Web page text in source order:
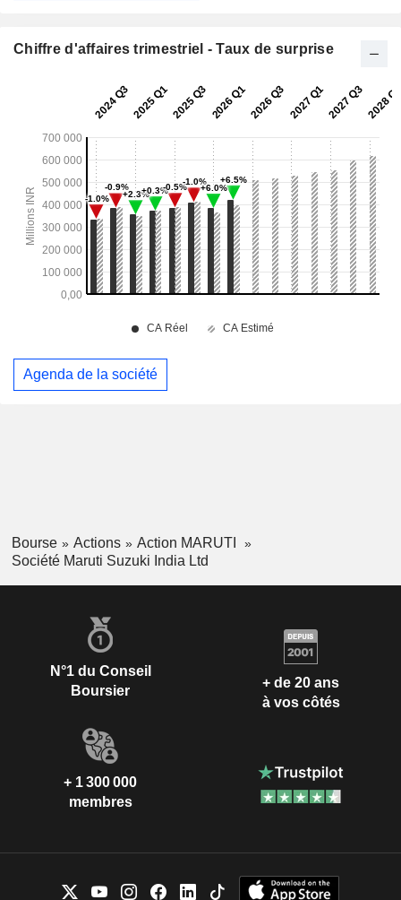
Chiffre d'affaires trimestriel - Taux de surprise
Agenda de la société
Bourse Actions
Action MARUTI
Société Maruti Suzuki India Ltd
N°1 du Conseil
Boursier
+ de 20 ans
à vos côtés
+ 1 300 000
membres